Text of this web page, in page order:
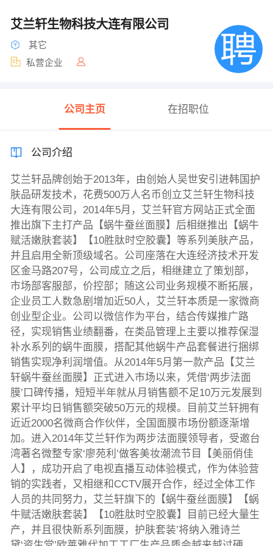
艾兰轩生物科技大连有限公司
其它
私营企业
公司主页 在招职位
公司介绍
艾兰轩品牌创始于2013年，由创始人吴世安引进韩国护
肤品研发技术，花费500万人名币创立艾兰轩生物科技
大连有限公司，2014年5月，艾兰轩官方网站正式全面
推出旗下主打产品【蜗牛蚕丝面膜】后相继推出【蜗牛
赋活嫩肤套装】【10胜肽时空胶囊】等系列美肤产品，
并且启用全新顶级域名。公司座落在大连经济技术开发
区金马路207号，公司成立之后，相继建立了策划部，
市场部客服部，价控部；随这公司业务规模不断拓展，
企业员工人数急剧增加近50人，艾兰轩本质是一家微商
创业型企业。公司以微信作为平台，结合传媒推广路
径，实现销售业绩翻番，在类品管理上主要以推荐保湿
补水系列的蜗牛面膜，搭配其他蜗牛产品套餐进行捆绑
销售实现净利润增值。从2014年5月第一款产品【艾兰
轩蜗牛蚕丝面膜】正式进入市场以来，凭借‘两步法面
膜’口碑传播，短短半年就从月销售额不足10万元发展到
累计平均日销售额突破50万元的规模。目前艾兰轩拥有
近近2000名微商合作伙伴，全国面膜市场份额逐渐增
加。进入2014年艾兰轩作为两步法面膜领导者，受邀台
湾著名微整专家‘廖苑利’做客美妆潮流节目【美丽俏佳
人】，成功开启了电视直播互动体验模式，作为体验营
销的实践者，又相继和CCTV展开合作，经过全体工作
人员的共同努力，艾兰轩旗下的【蜗牛蚕丝面膜】【蜗
牛赋活嫩肤套装】【10胜肽时空胶囊】目前已经大量生
产，并且很快新系列面膜，护肤套装’将纳入雅诗兰